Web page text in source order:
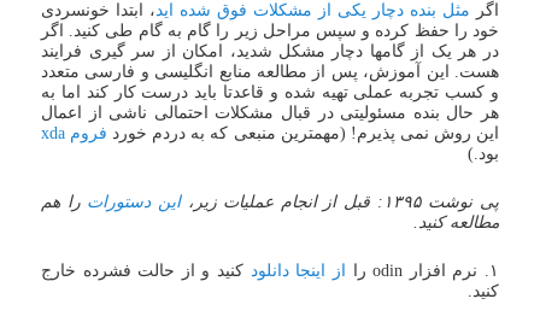
اگر مثل بنده دچار یکی از مشکلات فوق شده اید، ابتدا خونسردی
خود را حفظ کرده و سپس مراحل زیر را گام به گام طی کنید. اگر
در هر یک از گامها دچار مشکل شدید، امکان از سر گیری فرایند
هست. این آموزش، پس از مطالعه منابع انگلیسی و فارسی متعدد
و کسب تجربه عملی تهیه شده و قاعدتا باید درست کار کند اما به
هر حال بنده مسئولیتی در قبال مشکلات احتمالی ناشی از اعمال
این روش نمی پذیرم! (مهمترین منبعی که به دردم خورد فروم xda
بود.)
پی نوشت ۱۳۹۵: قبل از انجام عملیات زیر، این دستورات را هم
مطالعه کنید.
۱. نرم افزار odin را از اینجا دانلود کنید و از حالت فشرده خارج
کنید.